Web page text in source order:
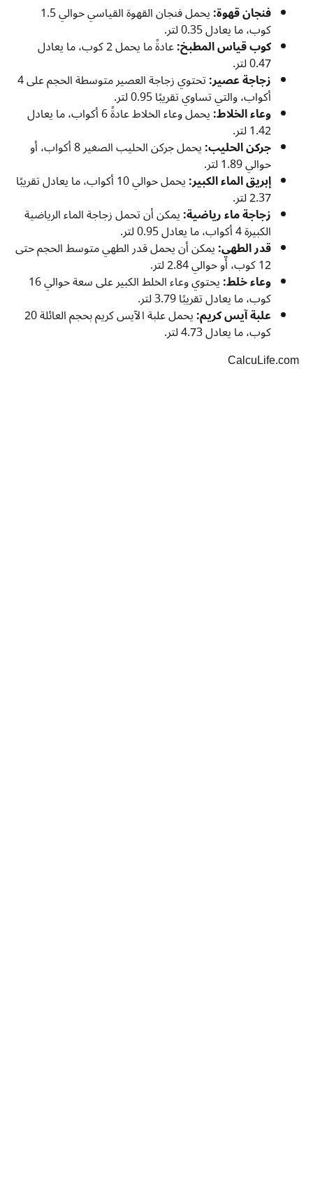
فنجان قهوة: يحمل فنجان القهوة القياسي حوالي 1.5
كوب، ما يعادل 0.35 لتر.
كوب قياس المطبخ: عادةً ما يحمل 2 كوب، ما يعادل
0.47 لتر.
زجاجة عصير: تحتوي زجاجة العصير متوسطة الحجم على 4
أكواب، والتي تساوي تقريبًا 0.95 لتر.
وعاء الخلاط: يحمل وعاء الخلاط عادةً 6 أكواب، ما يعادل
1.42 لتر.
جركن الحليب: يحمل جركن الحليب الصغير 8 أكواب، أو
حوالي 1.89 لتر.
إبريق الماء الكبير: يحمل حوالي 10 أكواب، ما يعادل تقريبًا
2.37 لتر.
زجاجة ماء رياضية:يمكن أن تحمل زجاجة الماء الرياضية
الكبيرة 4 أكواب، ما يعادل 0.95 لتر.
قدر الطهي:يمكن أن يحمل قدر الطهي متوسط الحجم حتى
12 كوب، أو حوالي 2.84 لتر.
وعاء خلط: يحتوي وعاء الخلط الكبير على سعة حوالي 16
كوب، ما يعادل تقريبًا 3.79 لتر.
علبة آيس كريم: يحمل علبة الآيس كريم بحجم العائلة 20
كوب، ما يعادل 4.73 لتر.
CalcuLife.com